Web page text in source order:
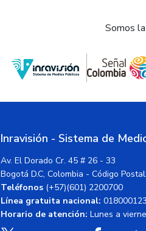
Somos
Inravisión - Sistema de
Av. El Dorado Cr. 45 # 26 - 33
Bogotá D.C, Colombia - Código
Teléfonos (+57)(601) 2200700
Línea gratuita nacional:
Horario de atención: Lunes a